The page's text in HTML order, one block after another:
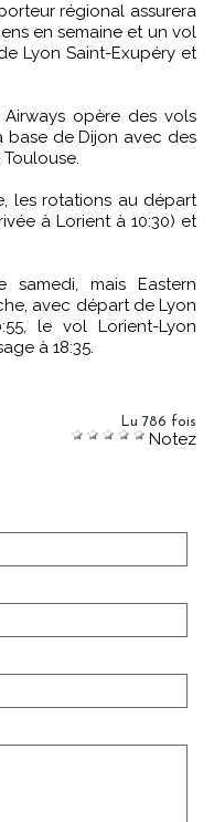
régional assurera
en semaine et un vol
Lyon Saint-Exupéry et
Airways opère des vols
base de Dijon avec des
les rotations au départ
à Lorient à 10:30) et
mais Eastern
avec départ de Lyon
le vol Lorient-Lyon
à 18:35.
Lu 786 fois
Notez